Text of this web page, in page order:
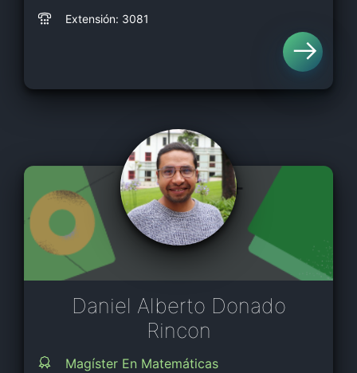
Extensión: 3081
Daniel Alberto Donado
Rincon
Magíster En Matemáticas